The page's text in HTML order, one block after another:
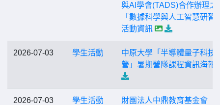
與AI學會(TADS)合作辦理之
「數據科學與人工智慧研習
活動資訊
2026-07-03 學生活動
中原大學「半導體量子科技
營」暑期營隊課程資訊海報
2026-07-03 學生活動
財團法人中鼎教育基金會「